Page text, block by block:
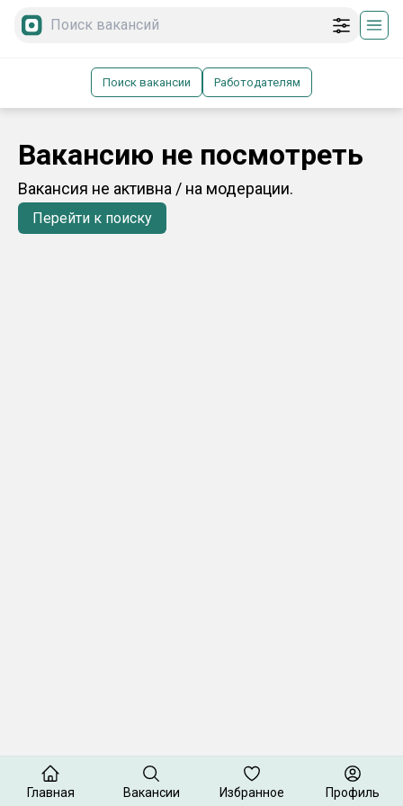
Поиск вакансии Работодателям
Вакансию не посмотреть
Вакансия не активна / на модерации.
Перейти к поиску
Главная Вакансии Избранное Профиль